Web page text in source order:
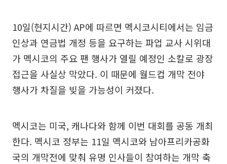
10일(현지시간) AP에 따르면 멕시코시티에서는 임금
인상과 연금법 개정 등을 요구하는 파업 교사 시위대
가 멕시코의 주요 팬 행사가 열릴 예정인 소칼로 광장
접근을 사실상 막았다. 이 때문에 월드컵 개막 전야
행사가 차질을 빚을 가능성이 커졌다.
멕시코는 미국, 캐나다와 함께 이번 대회를 공동 개최
한다. 멕시코 정부는 11일 멕시코와 남아프리카공화
국의 개막전에 맞춰 유명 인사들이 참여하는 개막 축